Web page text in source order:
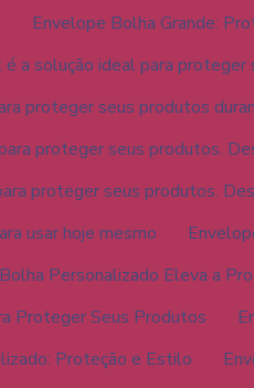
Envelope Bolha Grande:
a solução ideal para
proteger seus produtos
proteger seus produtos.
proteger seus produtos.
usar hoje mesmo
Personalizado Eleva a
Proteger Seus Produtos
Proteção e Estilo